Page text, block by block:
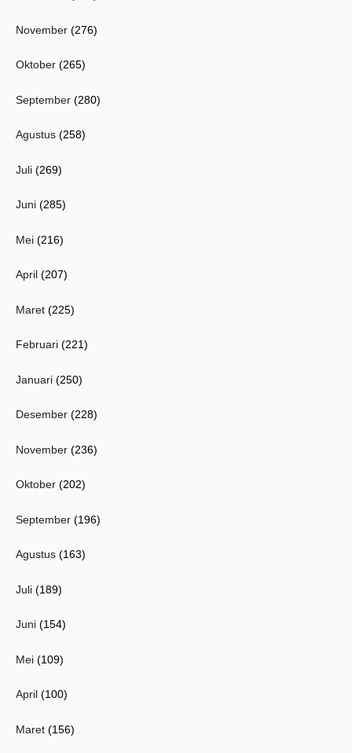
November (276)
Oktober (265)
September (280)
Agustus (258)
Juli (269)
Juni (285)
Mei (216)
April (207)
Maret (225)
Februari (221)
Januari (250)
Desember (228)
November (236)
Oktober (202)
September (196)
Agustus (163)
Juli (189)
Juni (154)
Mei (109)
April (100)
Maret (156)